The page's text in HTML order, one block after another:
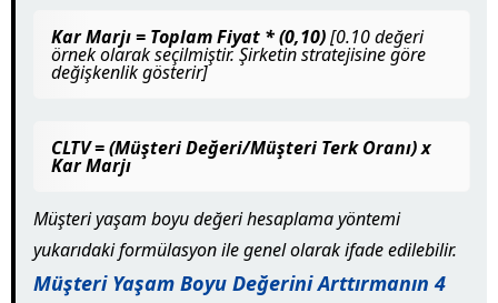
Kar Marjı = Toplam Fiyat * (0,10)[0.10 değeri
örnek olarak seçilmiştir. Şirketin stratejisine göre
değişkenlik gösterir]
CLTV = (Müşteri Değeri/Müşteri Terk Oranı) x
Kar Marjı
Müşteri yaşam boyu değeri hesaplama yöntemi
yukarıdaki formülasyon ile genel olarak ifade edilebilir.
Müşteri Yaşam Boyu Değerini Arttırmanın 4